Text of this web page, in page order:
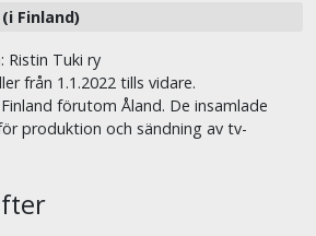
Finland)
Ristin Tuki ry
från 1.1.2022 tills vidare.
förutom Åland. De insamlade
produktion och sändning av tv-